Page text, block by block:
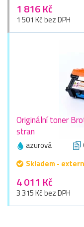
1 816 Kč
1 501 Kč bez DPH
Originální toner
stran
azurová
Skladem -
4 011 Kč
3 315 Kč bez DPH